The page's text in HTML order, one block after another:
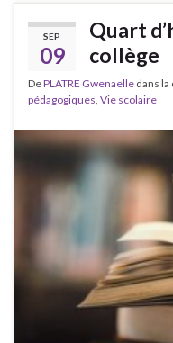
SEP
09
Quart
collège
DePLATRE Gwenaelle dans
pédagogiques, Vie scolaire